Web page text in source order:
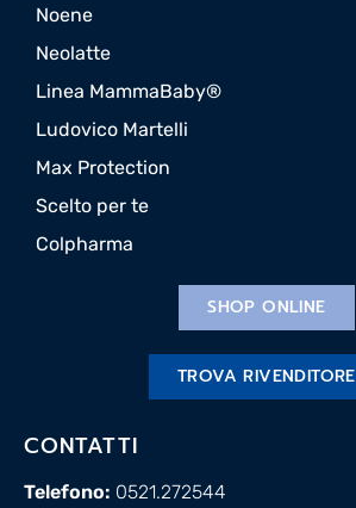
Noene
Neolatte
Linea MammaBaby®
Ludovico Martelli
Max Protection
Scelto per te
Colpharma
SHOP ONLINE
TROVA RIVENDITORE
CONTATTI
Telefono: 0521.272544